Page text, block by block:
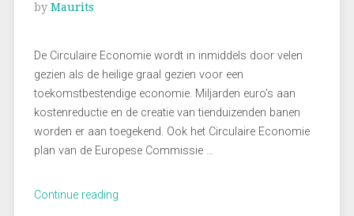
by Maurits
De Circulaire Economie wordt in inmiddels door velen
gezien als de heilige graal gezien voor een
toekomstbestendige economie. Miljarden euro’s aan
kostenreductie en de creatie van tienduizenden banen
worden er aan toegekend. Ook het Circulaire Economie
plan van de Europese Commissie …
Continue reading“Risico’s